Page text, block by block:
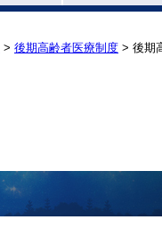
> 後期高齢者医療制度 > 後期